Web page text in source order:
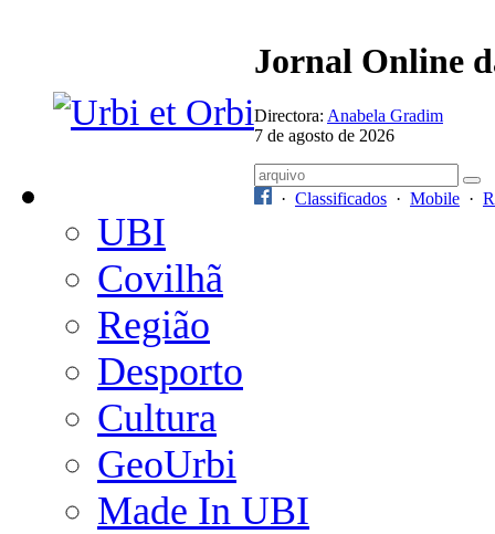
Jornal Online
Directora: Anabela Gradim
7 de agosto de 2026
· Classificados · Mobile ·
UBI
Covilhã
Região
Desporto
Cultura
GeoUrbi
Made In UBI